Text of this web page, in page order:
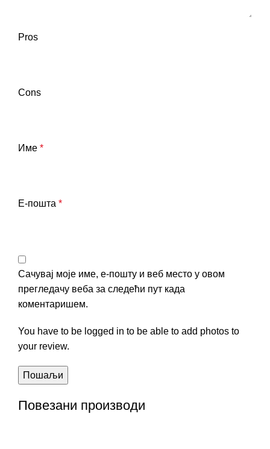
Pros
Cons
Име *
Е-пошта *
Сачувај моје име, е-пошту и веб место у овом
прегледачу веба за следећи пут када
коментаришем.
You have to be logged in to be able to add photos to
your review.
Повезани производи